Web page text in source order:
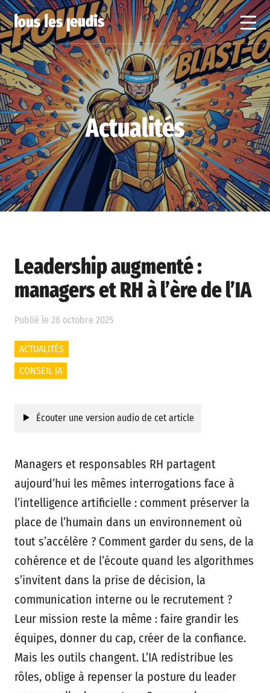
Actualités
Leadership augmenté :
managers et RH à l’ère de l’IA
Publié le 28 octobre 2025
ACTUALITÉS
CONSEIL IA
Écouter une version audio de cet article
Managers et responsables RH partagent
aujourd’hui les mêmes interrogations face à
l’intelligence artificielle : comment préserver la
place de l’humain dans un environnement où
tout s’accélère ? Comment garder du sens, de la
cohérence et de l’écoute quand les algorithmes
s’invitent dans la prise de décision, la
communication interne ou le recrutement ?
Leur mission reste la même : faire grandir les
équipes, donner du cap, créer de la confiance.
Mais les outils changent. L’IA redistribue les
rôles, oblige à repenser la posture du leader